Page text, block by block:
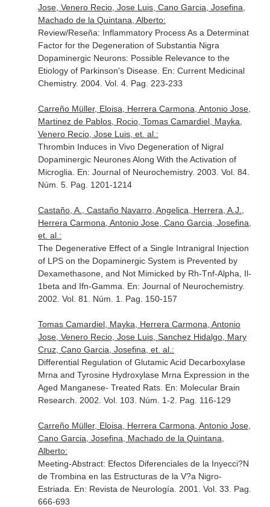
Jose, Venero Recio, Jose Luis, Cano Garcia, Josefina,
Machado de la Quintana, Alberto:
Review/Reseña: Inflammatory Process As a Determinat
Factor for the Degeneration of Substantia Nigra
Dopaminergic Neurons: Possible Relevance to the
Etiology of Parkinson's Disease. En: Current Medicinal
Chemistry. 2004. Vol. 4. Pag. 223-233
Carreño Müller, Eloisa, Herrera Carmona, Antonio Jose,
Martinez de Pablos, Rocio, Tomas Camardiel, Mayka,
Venero Recio, Jose Luis, et. al.:
Thrombin Induces in Vivo Degeneration of Nigral
Dopaminergic Neurones Along With the Activation of
Microglia. En: Journal of Neurochemistry. 2003. Vol. 84.
Núm. 5. Pag. 1201-1214
Castaño, A., Castaño Navarro, Angelica, Herrera, A.J.,
Herrera Carmona, Antonio Jose, Cano Garcia, Josefina,
et. al.:
The Degenerative Effect of a Single Intranigral Injection
of LPS on the Dopaminergic System is Prevented by
Dexamethasone, and Not Mimicked by Rh-Tnf-Alpha, Il-
1beta and Ifn-Gamma. En: Journal of Neurochemistry.
2002. Vol. 81. Núm. 1. Pag. 150-157
Tomas Camardiel, Mayka, Herrera Carmona, Antonio
Jose, Venero Recio, Jose Luis, Sanchez Hidalgo, Mary
Cruz, Cano Garcia, Josefina, et. al.:
Differential Regulation of Glutamic Acid Decarboxylase
Mrna and Tyrosine Hydroxylase Mrna Expression in the
Aged Manganese- Treated Rats. En: Molecular Brain
Research . 2002. Vol. 103. Núm. 1-2. Pag. 116-129
Carreño Müller, Eloisa, Herrera Carmona, Antonio Jose,
Cano Garcia, Josefina, Machado de la Quintana,
Alberto:
Meeting-Abstract: Efectos Diferenciales de la Inyecci?N
de Trombina en las Estructuras de la V?a Nigro-
Estriada. En: Revista de Neurología . 2001. Vol. 33. Pag.
666-693